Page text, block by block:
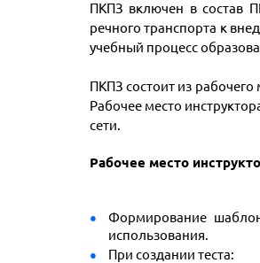
ПКПЗ включен в состав
речного транспорта к
учебный процесс
ПКПЗ состоит из
Рабочее место
сети.
Рабочее место
Формирование
использования.
При создании теста: